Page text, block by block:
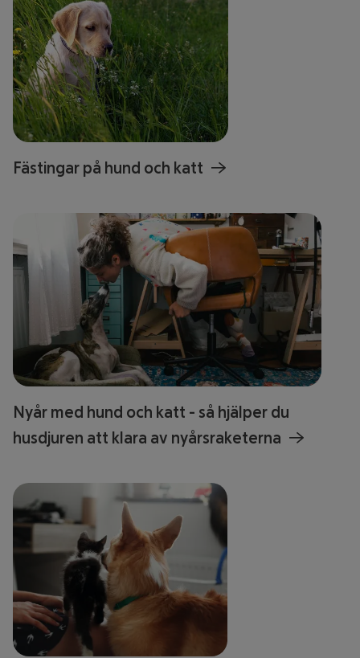
Fästingar på hund och katt
Nyår med hund och katt - så hjälper du
husdjuren att klara av nyårsraketerna